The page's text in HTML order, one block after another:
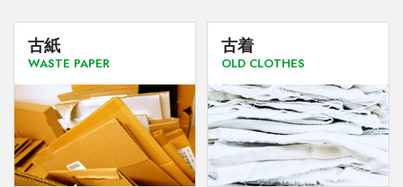
古紙
WASTE PAPER
古着
OLD CLOTHES